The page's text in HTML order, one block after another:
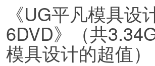
《UG平凡模具设
6DVD》（共
模具设计的超值）